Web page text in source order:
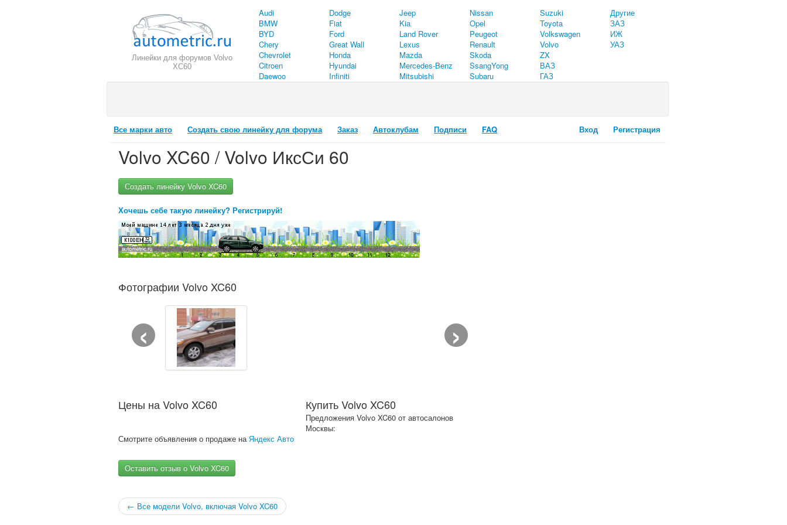
Линейки для форумов Volvo
XC60
Audi
BMW
BYD
Chery
Chevrolet
Citroen
Daewoo
Dodge
Fiat
Ford
Great Wall
Honda
Hyundai
Infiniti
Jeep
Kia
Land Rover
Lexus
Mazda
Mercedes-Benz
Mitsubishi
Nissan
Opel
Peugeot
Renault
Skoda
SsangYong
Subaru
Suzuki
Toyota
Volkswagen
Volvo
ZX
ВАЗ
ГАЗ
Другие
ЗАЗ
ИЖ
УАЗ
Вход Регистрация
Все марки авто Создать свою линейку для форума Заказ Автоклубам Подписи FAQ
Volvo XC60 / Volvo ИксСи 60
Создать линейку Volvo XC60
Хочешь себе такую линейку? Регистрируй!
Фотографии Volvo XC60
‹ ›
Цены на Volvo XC60
Смотрите объявления о продаже наЯндекс Авто
Купить Volvo XC60
Предложения Volvo XC60 от автосалонов
Москвы:
Оставить отзыв о Volvo XC60
← Все модели Volvo, включая Volvo XC60